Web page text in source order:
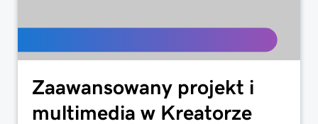
Zaawansowany projekt i
multimedia w Kreatorze